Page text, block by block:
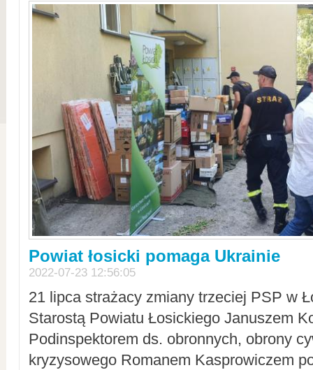
Powiat łosicki pomaga Ukrainie
2022-07-23 12:56:05
21 lipca strażacy zmiany trzeciej PSP w
Starostą Powiatu Łosickiego Januszem
Podinspektorem ds. obronnych, obrony
kryzysowego Romanem Kasprowiczem